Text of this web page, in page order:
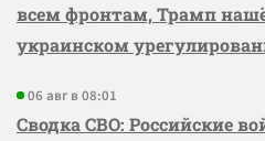
всем фронтам, Трамп
украинском
06 авг в 08:01
Сводка СВО: Российские